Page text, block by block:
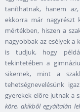
taníthatnak, hanem
ekkorra már nagyrészt
mértékben, hiszen a
nagyobbak az esélyek a
is tudjuk, hogy
tekintetében a
sikernek, mint a
tehetségnevelésünk
gyerekek előre jutnak a
köre, akikből egyáltalán